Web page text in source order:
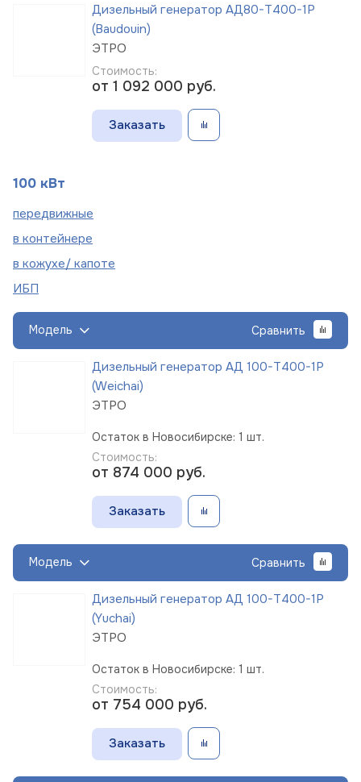
Дизельный генератор АД80-Т400-1Р
(Baudouin)
ЭТРО
Стоимость:
от 1 092 000 руб.
Заказать
100 кВт
передвижные
в контейнере
в кожухе/ капоте
ИБП
Модель Сравнить
Дизельный генератор АД 100-Т400-1Р
(Weichai)
ЭТРО
Остаток в Новосибирске: 1 шт.
Стоимость:
от 874 000 руб.
Заказать
Модель Сравнить
Дизельный генератор АД 100-Т400-1Р
(Yuchai)
ЭТРО
Остаток в Новосибирске: 1 шт.
Стоимость:
от 754 000 руб.
Заказать